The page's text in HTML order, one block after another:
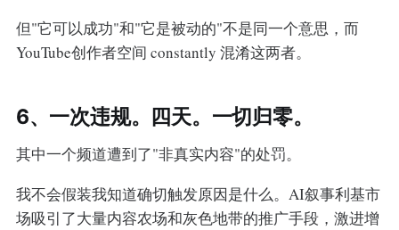
但"它可以成功"和"它是被动的"不是同一个意思，而
YouTube创作者空间 constantly 混淆这两者。
6、一次违规。四天。一切归零。
其中一个频道遭到了"非真实内容"的处罚。
我不会假装我知道确切触发原因是什么。AI叙事利基市
场吸引了大量内容农场和灰色地带的推广手段，激进增